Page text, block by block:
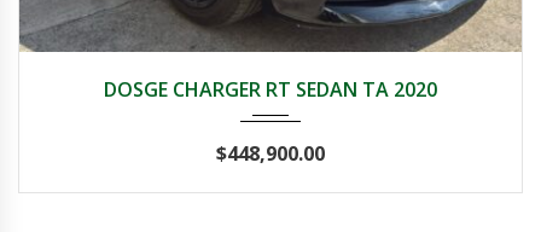
DOSGE CHARGER RT SEDAN TA 2020
$448,900.00